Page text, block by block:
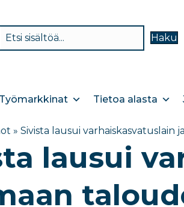
Haku
Työmarkkinat Tietoa alasta
» Sivista lausui
lausui